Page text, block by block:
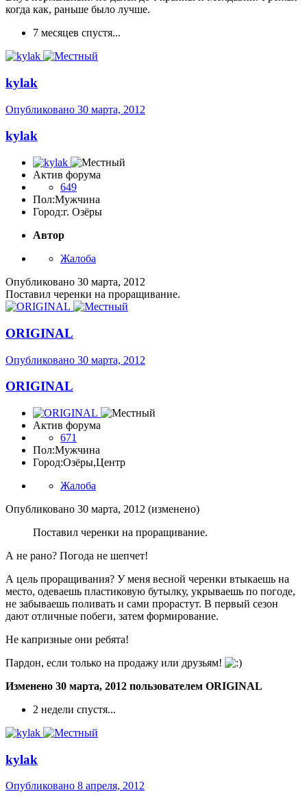
когда как, раньше было лучше.
7 месяцев спустя...
kylak
Опубликовано 30 марта, 2012
kylak
Актив форума
649
Пол:Мужчина
Город:г. Озёры
Автор
Жалоба
Опубликовано 30 марта, 2012
Поставил черенки на проращивание.
ORIGINAL
Опубликовано 30 марта, 2012
ORIGINAL
Актив форума
671
Пол:Мужчина
Город:Озёры,Центр
Жалоба
Опубликовано 30 марта, 2012 (изменено)
Поставил черенки на проращивание.
А не рано? Погода не шепчет!
А цель проращивания? У меня весной черенки втыкаешь на
место, одеваешь пластиковую бутылку, укрываешь по погоде,
не забываешь поливать и сами прорастут. В первый сезон
дают отличные побеги, затем формирование.
Не капризные они ребята!
Пардон, если только на продажу или друзьям!
Изменено 30 марта, 2012 пользователем ORIGINAL
2 недели спустя...
kylak
Опубликовано 8 апреля, 2012